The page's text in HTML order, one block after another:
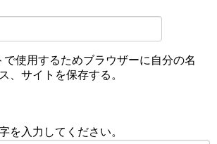
で使用するためブラウザーに自分の名
、サイトを保存する。
を入力してください。